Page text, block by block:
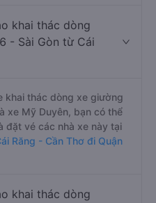
khai thác dòng
- Sài Gòn từ Cái
khai thác dòng xe giường
xe Mỹ Duyên, bạn có thể
đặt vé các nhà xe này tại
Răng - Cần Thơ đi Quận
khai thác dòng